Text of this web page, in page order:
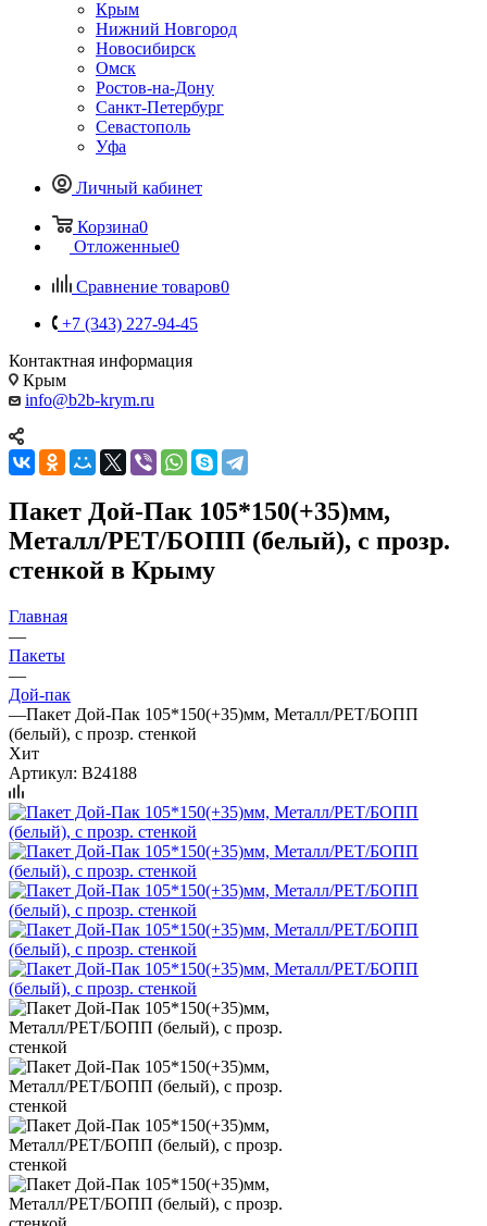
Крым
Нижний Новгород
Новосибирск
Омск
Ростов-на-Дону
Санкт-Петербург
Севастополь
Уфа
Личный кабинет
Корзина0
Отложенные0
Сравнение товаров0
+7 (343) 227-94-45
Контактная информация
Крым
info@b2b-krym.ru
Пакет Дой-Пак 105*150(+35)мм,
Металл/PET/БОПП (белый), с прозр.
стенкой в Крыму
Главная
—
Пакеты
—
Дой-пак
—Пакет Дой-Пак 105*150(+35)мм, Металл/PET/БОПП
(белый), с прозр. стенкой
Хит
Артикул: B24188